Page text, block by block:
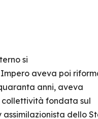
si
aveva poi
anni, aveva
collettività fondata sul
assimilazionista dello